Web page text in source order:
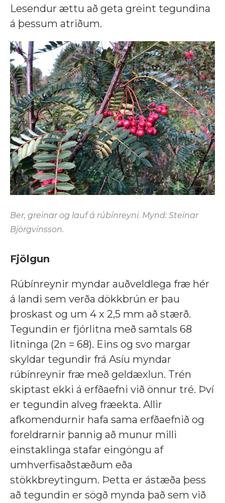
Lesendur ættu að geta greint tegundina
á þessum atriðum.
Ber, greinar og lauf á rúbínreyni. Mynd: Steinar
Björgvinsson.
Fjölgun
Rúbínreynir myndar auðveldlega fræ hér
á landi sem verða dökkbrún er þau
þroskast og um 4 x 2,5 mm að stærð.
Tegundin er fjórlitna með samtals 68
litninga (2n = 68). Eins og svo margar
skyldar tegundir frá Asíu myndar
rúbínreynir fræ með geldæxlun. Trén
skiptast ekki á erfðaefni við önnur tré. Því
er tegundin alveg fræekta. Allir
afkomendurnir hafa sama erfðaefnið og
foreldrarnir þannig að munur milli
einstaklinga stafar eingöngu af
umhverfisaðstæðum eða
stökkbreytingum. Þetta er ástæða þess
að tegundin er sögð mynda það sem við